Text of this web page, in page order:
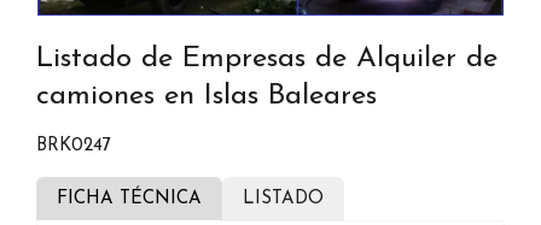
Listado de Empresas de Alquiler de
camiones en Islas Baleares
BRK0247
FICHA TÉCNICA LISTADO